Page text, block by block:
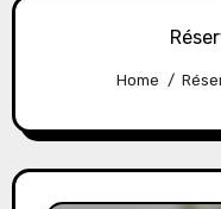
to
Home